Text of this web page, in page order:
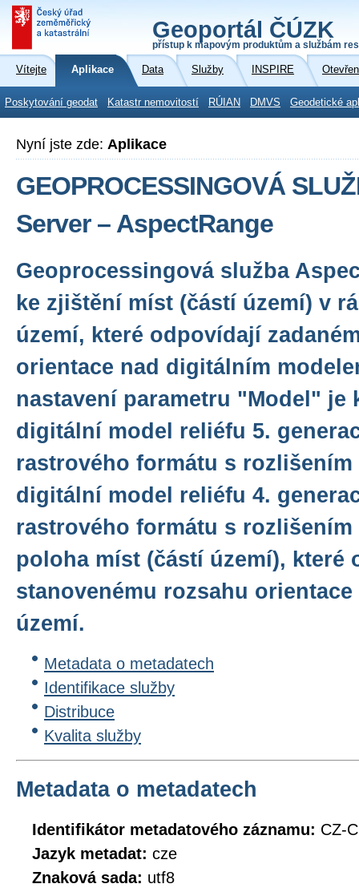
Geoportál ČÚZK
přístup k mapovým produktům a službám
Vítejte Aplikace Data Služby INSPIRE
Poskytování geodat Katastr nemovitostí RÚIAN DMVS Geodetické
Nyní jste zde: Aplikace
GEOPROCESSINGOVÁ
Server – AspectRange
Geoprocessingová služba
ke zjištění míst (částí území) v
území, které odpovídají
orientace nad digitálním
nastavení parametru "Model" je
digitální model reliéfu 5.
rastrového formátu s rozlišením
digitální model reliéfu 4.
rastrového formátu s rozlišením
poloha míst (částí území), které
stanovenému rozsahu
území.
Metadata o metadatech
Identifikace služby
Distribuce
Kvalita služby
Metadata o metadatech
Identifikátor metadatového záznamu: CZ-
Jazyk metadat: cze
Znaková sada: utf8